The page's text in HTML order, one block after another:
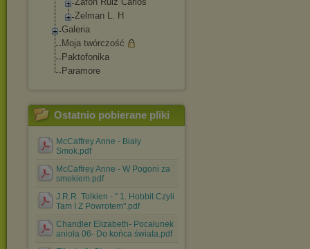
Zelman L. H
Galeria
Moja twórczość
Paktofonika
Paramore
Ostatnio pobierane pliki
McCaffrey Anne - Biały
Smok.pdf
McCaffrey Anne - W Pogoni za
smokiem.pdf
J.R.R. Tolkien - '' 1. Hobbit Czyli
Tam I Z Powrotem''.pdf
Chandler Elizabeth- Pocałunek
anioła 06- Do końca świata.pdf